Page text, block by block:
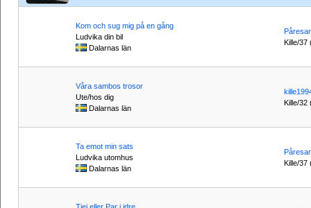
Kom och sug mig på en gång
Ludvika din bil
Dalarnas län
Kille/37
Våra sambos trosor
Ute/hos dig
Dalarnas län
Kille/32
Ta emot min sats
Ludvika utomhus
Dalarnas län
Kille/37